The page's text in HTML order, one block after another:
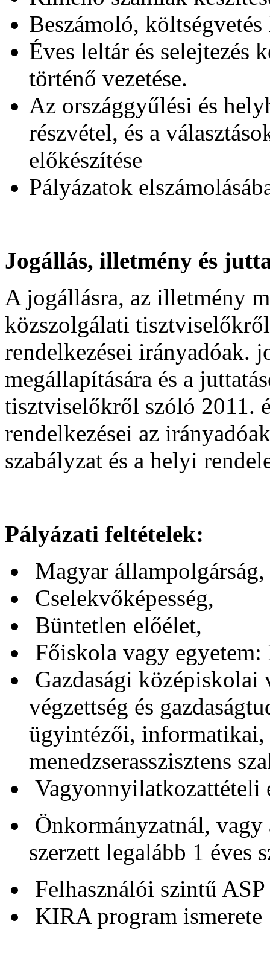
Beszámoló,
Éves leltár és selejtezés
történő vezetése.
Az országgyűlési és
részvétel, és a
előkészítése
Pályázatok
Jogállás, illetmény és
A jogállásra, az illetmény
közszolgálati
rendelkezései irányadóak.
megállapítására és a
tisztviselőkről szóló 2011.
rendelkezései az
szabályzat és a helyi
Pályázati feltételek:
Magyar állampolgárság,
Cselekvőképesség,
Büntetlen előélet,
Főiskola vagy
Gazdasági
végzettség és
ügyintézői,
menedzserasszisztens
Vagyonnyilatkozattételi
Önkormányzatnál,
szerzett legalább 1 éves
Felhasználói szintű
KIRA program ismerete